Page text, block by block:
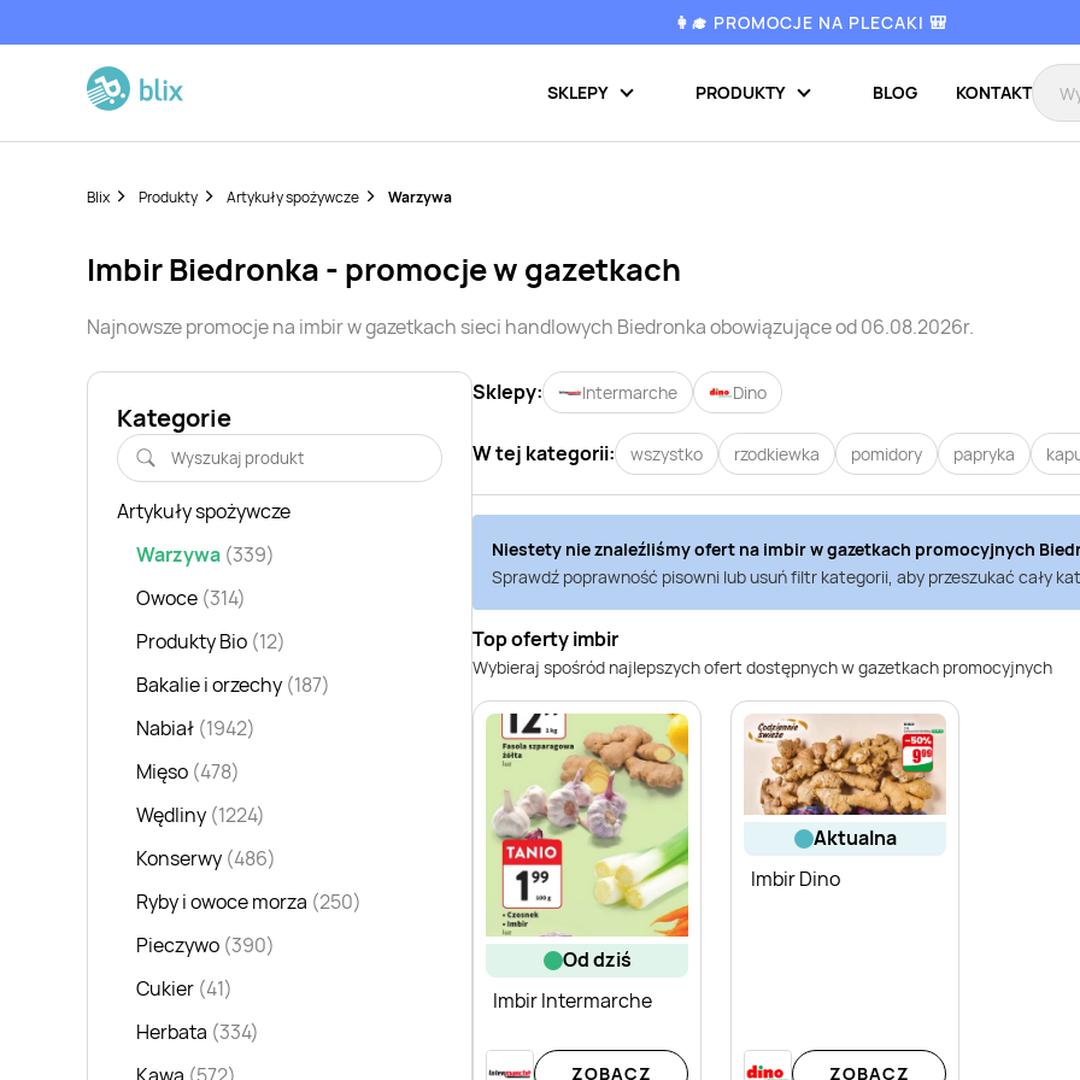
👩‍🎓 PROMOCJE NA PLECAKI 🎒
SKLEPY PRODUKTY BLOG KONTAKT
Blix Produkty Artykuły spożywcze Warzywa
imbirBiedronka - promocje w gazetkach
Najnowsze promocje na imbirw gazetkach sieci handlowych Biedronkaobowiązujące od 06.08.2026r.
Kategorie
Artykuły spożywcze
Warzywa (339)
Owoce (314)
Produkty Bio (12)
Bakalie i orzechy (187)
Nabiał (1942)
Mięso (478)
Wędliny (1224)
Konserwy (486)
Ryby i owoce morza (250)
Pieczywo (390)
Cukier (41)
Herbata (334)
Sklepy: Intermarche Dino
W tej kategorii: wszystko rzodkiewka pomidory papryka
Niestety nie znaleźliśmy ofert na imbirw gazetkach promocyjnych
Sprawdź poprawność pisowni lub usuń filtr kategorii, aby przeszukać cały
Top oferty imbir
Wybieraj spośród najlepszych ofert dostępnych w gazetkach promocyjnych
od dziś
Imbir Intermarche
ZOBACZ
aktualna
Imbir Dino
ZOBACZ